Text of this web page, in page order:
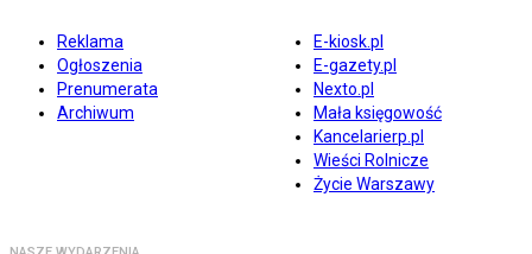
Reklama
Ogłoszenia
Prenumerata
Archiwum
E-kiosk.pl
E-gazety.pl
Nexto.pl
Mała księgowość
Kancelarierp.pl
Wieści Rolnicze
Życie Warszawy